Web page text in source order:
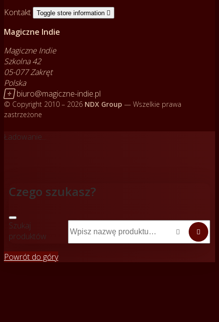
Kontakt
Toggle store information 
Magiczne Indie
Magiczne Indie
Szkolna 42
05-077 Zakręt
Polska
 biuro@magiczne-indie.pl
© Copyright 2010 – 2026 NDX Group — Wszelkie prawa
zastrzeżone
Ładowanie...
Czego szukasz?
Szukaj
produktów
 
Powrót do góry